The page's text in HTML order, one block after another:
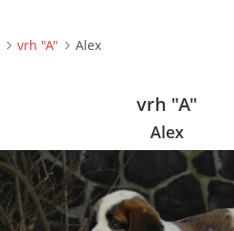
vrh "A" Alex
vrh "A"
Alex